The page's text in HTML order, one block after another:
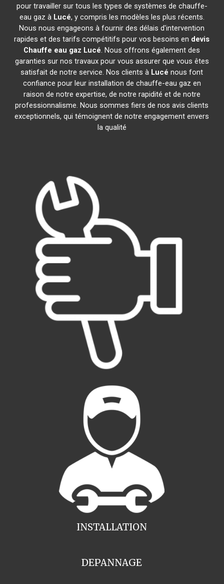
pour travailler sur tous les types de systèmes de chauffe-
eau gaz à Lucé, y compris les modèles les plus récents.
Nous nous engageons à fournir des délais d'intervention
rapides et des tarifs compétitifs pour vos besoins en devis
Chauffe eau gaz Lucé. Nous offrons également des
garanties sur nos travaux pour vous assurer que vous êtes
satisfait de notre service. Nos clients à Lucé nous font
confiance pour leur installation de chauffe-eau gaz en
raison de notre expertise, de notre rapidité et de notre
professionnalisme. Nous sommes fiers de nos avis clients
exceptionnels, qui témoignent de notre engagement envers
la qualité
INSTALLATION
DEPANNAGE